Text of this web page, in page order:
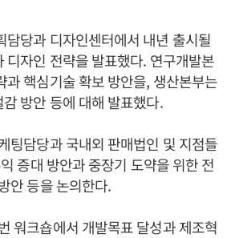
담당과 디자인센터에서 내년 출시될
디자인 전략을 발표했다. 연구개발본
과 핵심기술 확보 방안을, 생산본부는
방안 등에 대해 발표했다.
팅담당과 국내외 판매법인 및 지점들
증대 방안과 중장기 도약을 위한 전
안 등을 논의한다.
워크숍에서 개발목표 달성과 제조혁